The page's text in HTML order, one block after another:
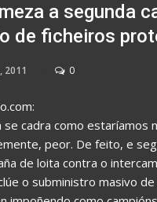
a segunda
de ficheiros
2011 0
se cadra como estaríamos
peor. De feito, e
de loita contra o
o subministro masivo